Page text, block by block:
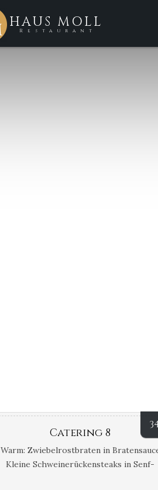
HAUS MOLL
Restaurant
Catering 8
Warm: Zwiebelrostbraten in
Kleine Schweinerückensteaks in Senf-